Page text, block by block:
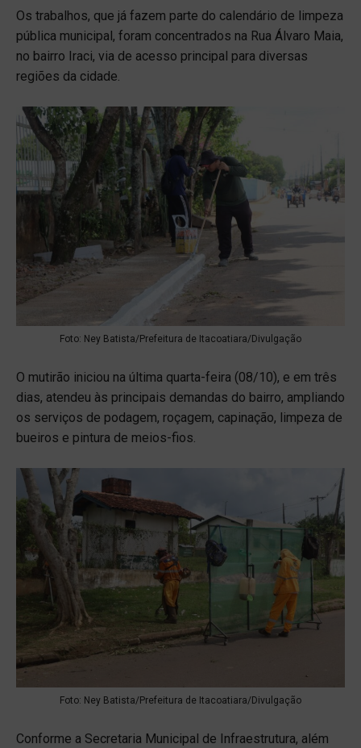
Os trabalhos, que já fazem parte do calendário de limpeza
pública municipal, foram concentrados na Rua Álvaro Maia,
no bairro Iraci, via de acesso principal para diversas
regiões da cidade.
Foto: Ney Batista/Prefeitura de Itacoatiara/Divulgação
O mutirão iniciou na última quarta-feira (08/10), e em três
dias, atendeu às principais demandas do bairro, ampliando
os serviços de podagem, roçagem, capinação, limpeza de
bueiros e pintura de meios-fios.
Foto: Ney Batista/Prefeitura de Itacoatiara/Divulgação
Conforme a Secretaria Municipal de Infraestrutura, além